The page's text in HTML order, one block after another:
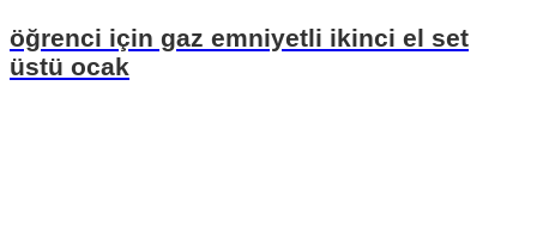
öğrenci için gaz emniyetli ikinci el set
üstü ocak